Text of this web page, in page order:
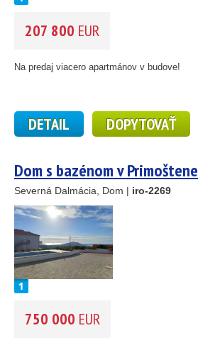
207 800 EUR
Na predaj viacero apartmánov v budove!
DETAIL DOPYTOVAŤ
Dom s bazénom v Primoštene
Severná Dalmácia, Dom | iro-2269
750 000 EUR